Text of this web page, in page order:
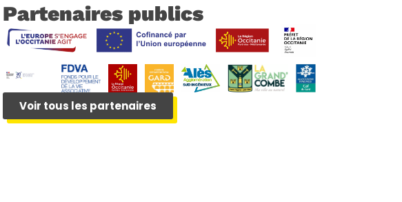
Partenaires publics
Voir tous les partenaires